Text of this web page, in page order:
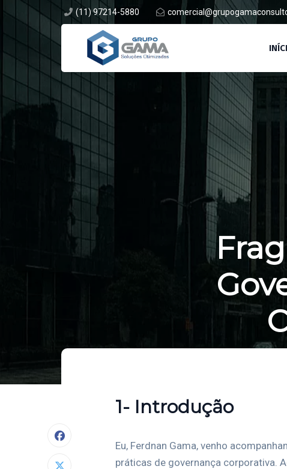
(11) 97214-5880
Rua Barão do Triunfo, 550 Cj 72 Brooklin, São Paulo/SP
1- Introdução
Eu, Ferdnan Gama, venho
práticas de governança corporativa.